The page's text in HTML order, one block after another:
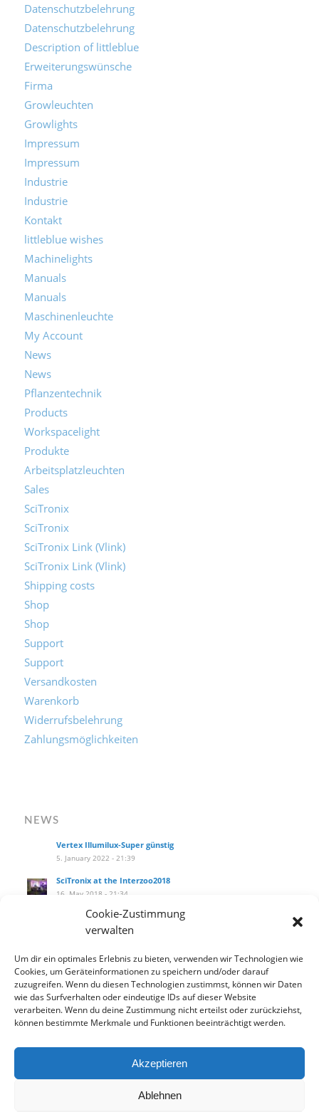
Cookie-Zustimmung
verwalten
Um dir ein optimales Erlebnis zu bieten, verwenden wir Technologien wie
Cookies, um Geräteinformationen zu speichern und/oder darauf
zuzugreifen. Wenn du diesen Technologien zustimmst, können wir Daten
wie das Surfverhalten oder eindeutige IDs auf dieser Website
verarbeiten. Wenn du deine Zustimmung nicht erteilst oder zurückziehst,
können bestimmte Merkmale und Funktionen beeinträchtigt werden.
Akzeptieren
Ablehnen
Datenschutzbelehrung
Datenschutzbelehrung
Description of littleblue
Erweiterungswünsche
Firma
Growleuchten
Growlights
Impressum
Impressum
Industrie
Industrie
Kontakt
littleblue wishes
Machinelights
Manuals
Manuals
Maschinenleuchte
My Account
News
News
Pflanzentechnik
Products
Workspacelight
Produkte
Arbeitsplatzleuchten
Sales
SciTronix
SciTronix
SciTronix Link (Vlink)
SciTronix Link (Vlink)
Shipping costs
Shop
Shop
Support
Support
Versandkosten
Warenkorb
Widerrufsbelehrung
Zahlungsmöglichkeiten
NEWS
Vertex Illumilux-Super günstig
5. January 2022 - 21:39
SciTronix at the Interzoo2018
16. May 2018 - 21:34
SciTronix auf der Interzoo2018
16. May 2018 - 21:25
27. September 2017 - 14:10
Our new product catalog!
12. September 2017 - 13:33